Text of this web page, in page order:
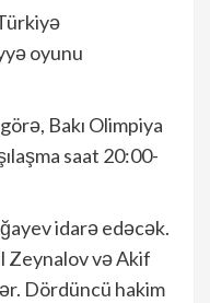
oyunu
Bakı Olimpiya
saat 20:00-
idarə edəcək.
Zeynalov və Akif
Dördüncü hakim